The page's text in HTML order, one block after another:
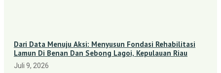
Dari Data Menuju Aksi: Menyusun Fondasi Rehabilitasi
Lamun Di Benan Dan Sebong Lagoi, Kepulauan Riau
Juli 9, 2026